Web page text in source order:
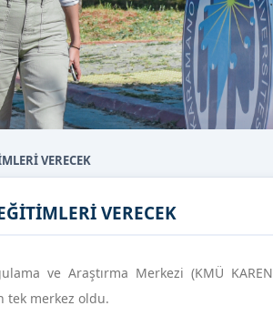
VERECEK
VERECEK
ve Araştırma Merkezi (KMÜ
tek merkez oldu.